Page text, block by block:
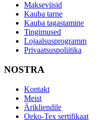
Makseviisid
Kauba tarne
Kauba tagastamine
Tingimused
Lojaalsusprogramm
Privaatsuspoliitika
NOSTRA
Kontakt
Meist
Ärikliendile
Oeko-Tex sertifikaat